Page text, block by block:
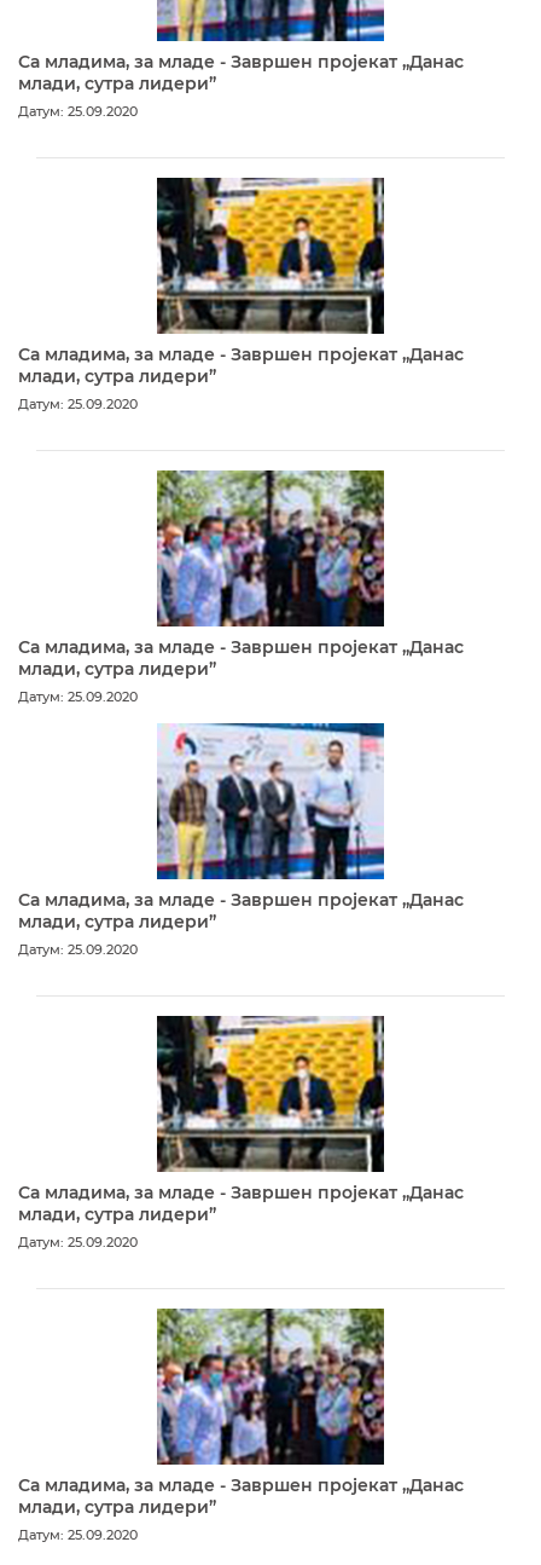
Са младима, за младе - Завршен пројекат „Данас
млади, сутра лидери”
Датум: 25.09.2020
Са младима, за младе - Завршен пројекат „Данас
млади, сутра лидери”
Датум: 25.09.2020
Са младима, за младе - Завршен пројекат „Данас
млади, сутра лидери”
Датум: 25.09.2020
Са младима, за младе - Завршен пројекат „Данас
млади, сутра лидери”
Датум: 25.09.2020
Са младима, за младе - Завршен пројекат „Данас
млади, сутра лидери”
Датум: 25.09.2020
Са младима, за младе - Завршен пројекат „Данас
млади, сутра лидери”
Датум: 25.09.2020